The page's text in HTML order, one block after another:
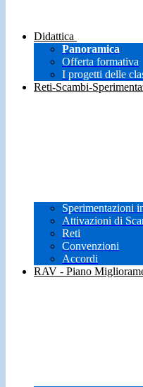
Didattica
Panoramica
Offerta formativa
I progetti delle
Reti-Scambi-
Sperimentazioni
Attivazioni di
Reti
Convenzioni
Accordi
RAV - Piano